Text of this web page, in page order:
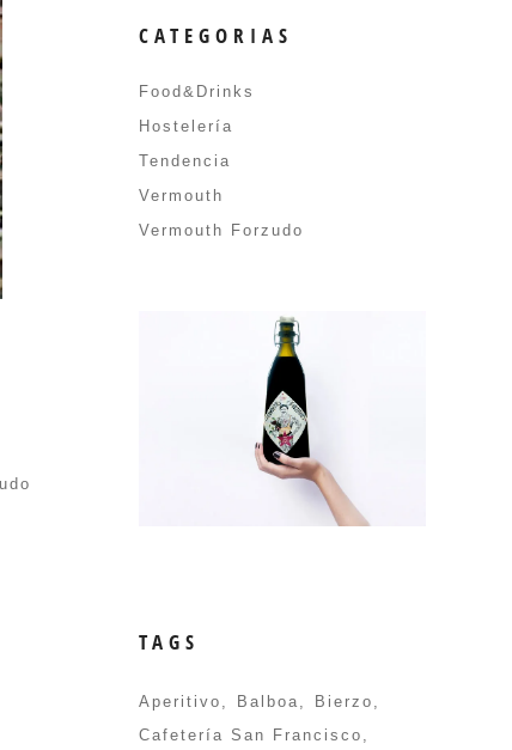
CATEGORIAS
Food&Drinks
Hostelería
Tendencia
Vermouth
Vermouth Forzudo
TAGS
Aperitivo Balboa
Bierzo
Cafetería San Francisco